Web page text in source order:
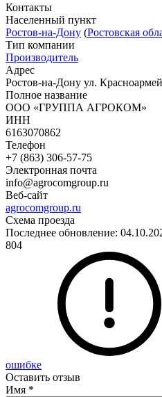
Контакты
Населенный пункт
Ростов-на-Дону (Ростовская
Тип компании
Производитель
Адрес
Ростов-на-Дону ул.
Полное название
ООО «ГРУППА АГРОКОМ»
ИНН
6163070862
Телефон
+7 (863) 306-57-75
Электронная почта
info@agrocomgroup.ru
Веб-сайт
agrocomgroup.ru
Схема проезда
Последнее обновление:
804
ошибке
Оставить отзыв
Имя *